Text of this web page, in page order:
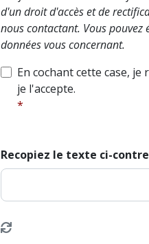
d'un droit d'accès et de
nous contactant. Vous
données vous concernant.
En cochant cette case,
je l'accepte.
Recopiez le texte ci-contre